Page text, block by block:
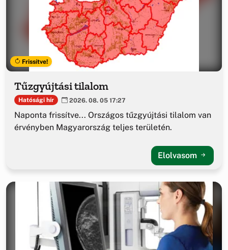
Frissítve!
Tűzgyújtási tilalom
Hatósági hír 2026. 08. 05 17:27
Naponta frissítve... Országos tűzgyújtási tilalom van
érvényben Magyarország teljes területén.
Elolvasom